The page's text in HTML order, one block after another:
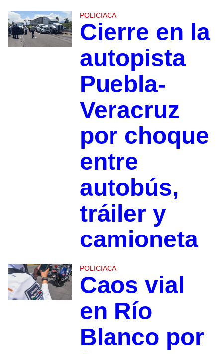
POLICIACA
Cierre en la
autopista
Puebla-
Veracruz
por choque
entre
autobús,
tráiler y
camioneta
POLICIACA
Caos vial
en Río
Blanco por